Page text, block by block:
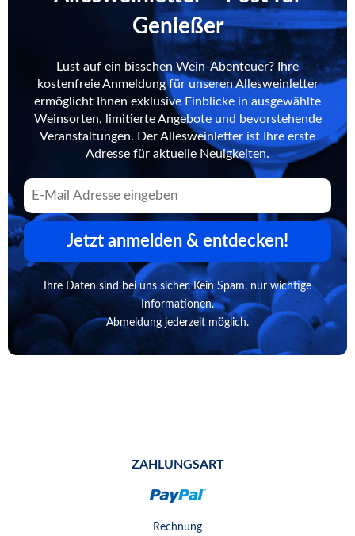
Genießer
Lust auf ein bisschen Wein-Abenteuer? Ihre
kostenfreie Anmeldung für unseren Allesweinletter
ermöglicht Ihnen exklusive Einblicke in ausgewählte
Weinsorten, limitierte Angebote und bevorstehende
Veranstaltungen. Der Allesweinletter ist Ihre erste
Adresse für aktuelle Neuigkeiten.
Jetzt anmelden & entdecken!
Ihre Daten sind bei uns sicher. Kein Spam, nur wichtige
Informationen.
Abmeldung jederzeit möglich.
ZAHLUNGSART
Rechnung